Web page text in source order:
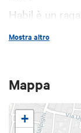
Habil è un
spazio per
delle nostre
commerciali,
dell’autobus.
Mostra altro
Mappa
+